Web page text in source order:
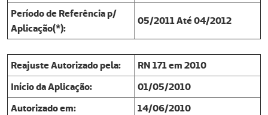
Período de Referência p/
Aplicação(*):
05/2011 Até 04/2012
Reajuste Autorizado pela:
RN 171 em 2010
Início da Aplicação:
01/05/2010
Autorizado em:
14/06/2010